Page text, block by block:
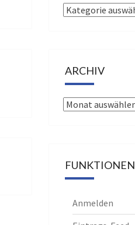
Kategorien
ARCHIV
Archiv
FUNKTIONEN
Anmelden